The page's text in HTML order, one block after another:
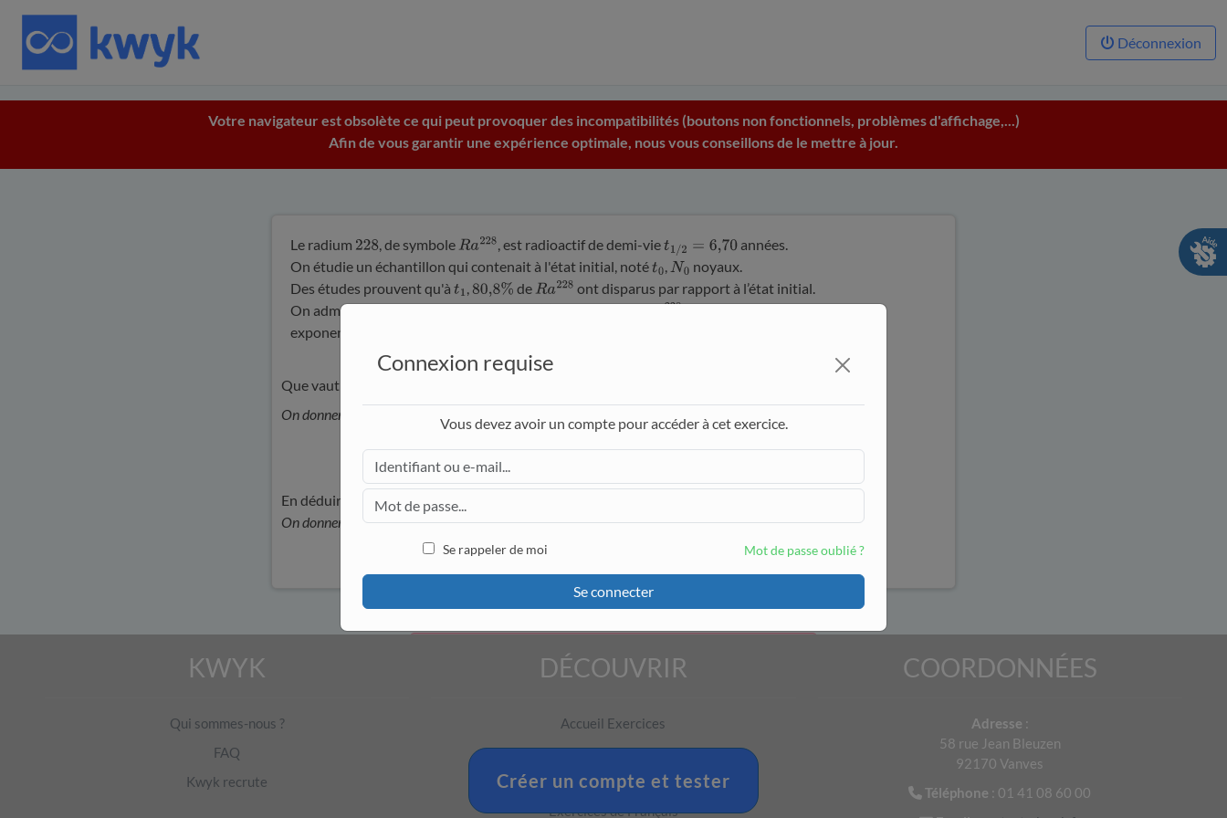
Déconnexion
Votre navigateur est obsolète ce qui peut provoquer des incompatibilités (boutons non fonctionnels, problèmes d'affichage,...)
Afin de vous garantir une expérience optimale, nous vous conseillons de le mettre à jour.
Connexion requise
Vous devez avoir un compte pour accéder à cet exercice.
Se rappeler de moi Mot de passe oublié ?
Se connecter
Le radium 228 , de symbole Ra228 , est radioactif de demi-viet1/2 =6 ,70
années.
On étudie un échantillon qui contenait à l'état initial, notét0 N0 noyaux.
Des études prouvent qu'à t1 80,8% de Ra228 ont disparus par rapport à l’état initial.
On admet que l’évolution du nombre
de noyaux de
suit une loi de décroissance
exponentielle de paramètre
Que vaut
On donnera un résultat avec 3 chiffres significatifs.
En déduire l’âge de l’échantillon à
On donnera le résultat en années, avec 3 chiffres significatifs et sans préciser l'unité.
Pour accéder à cet exercice, il faut être connecté.
Créer un compte et tester
KWYK
Qui sommes-nous ?
FAQ
Kwyk recrute
DÉCOUVRIR
Accueil Exercices
Exercices de Mathématiques
Exercices de Physique-Chimie
Exercices de Français
COORDONNÉES
Adresse :
58 rue Jean Bleuzen
92170 Vanves
Téléphone : 01 41 08 60 00